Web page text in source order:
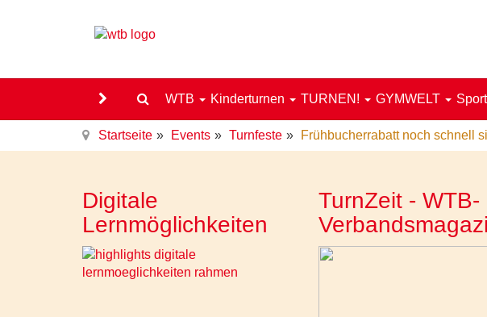
WTB Kinderturnen TURNEN! GYMWELT
Startseite Events Turnfeste Frühbucherrabatt noch schnell
Digitale
Lernmöglichkeiten
TurnZeit - WTB-